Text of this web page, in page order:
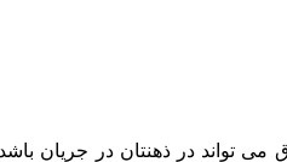
می تواند در ذهنتان در جریان